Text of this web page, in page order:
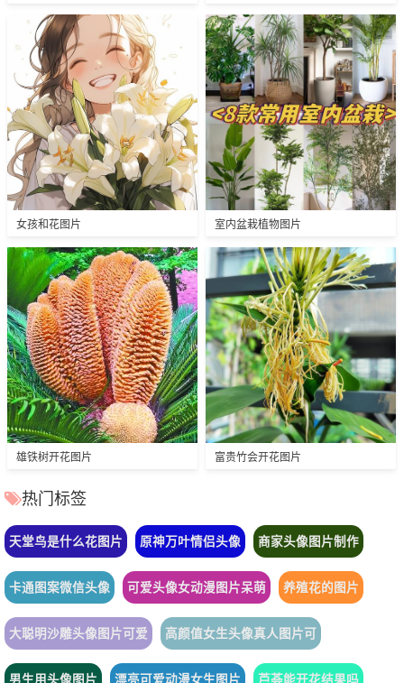
女孩和花图片 室内盆栽植物图片
雄铁树开花图片 富贵竹会开花图片
热门标签
天堂鸟是什么花图片 原神万叶情侣头像 商家头像图片制作
卡通图案微信头像 可爱头像女动漫图片呆萌 养殖花的图片
大聪明沙雕头像图片可爱 高颜值女生头像真人图片可
男生用头像图片 漂亮可爱动漫女生图片 芦荟能开花结果吗